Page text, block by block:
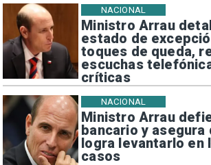
Ministro Arrau
estado de
toques de queda,
escuchas
críticas
NACIONAL
Ministro Arrau
bancario y asegura
logra levantarlo en
casos
NACIONAL